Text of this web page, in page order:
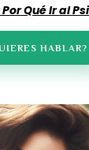
Qué Ir al
HABLAR?